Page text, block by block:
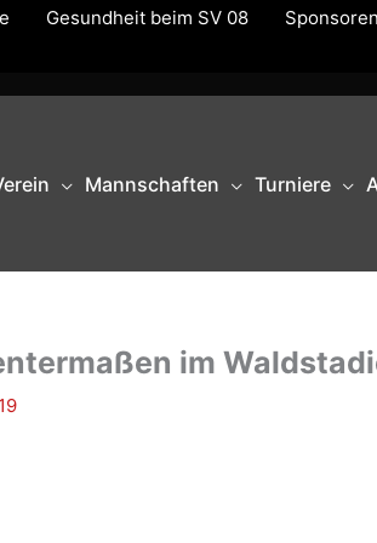
Gesundheit beim SV 08
Mannschaften Turniere
im